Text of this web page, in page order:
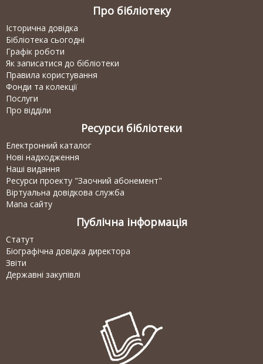
Про бібліотеку
Історична довідка
Бібліотека сьогодні
Графік роботи
Як записатися до бібліотеки
Правила користування
Фонди та колекції
Послуги
Про відділи
Ресурси бібліотеки
Електронний каталог
Нові надходження
Наші видання
Ресурси проекту "Заочний абонемент"
Віртуальна довідкова служба
Мапа сайту
Публічна інформація
Статут
Біографічна довідка директора
Звіти
Державні закупівлі